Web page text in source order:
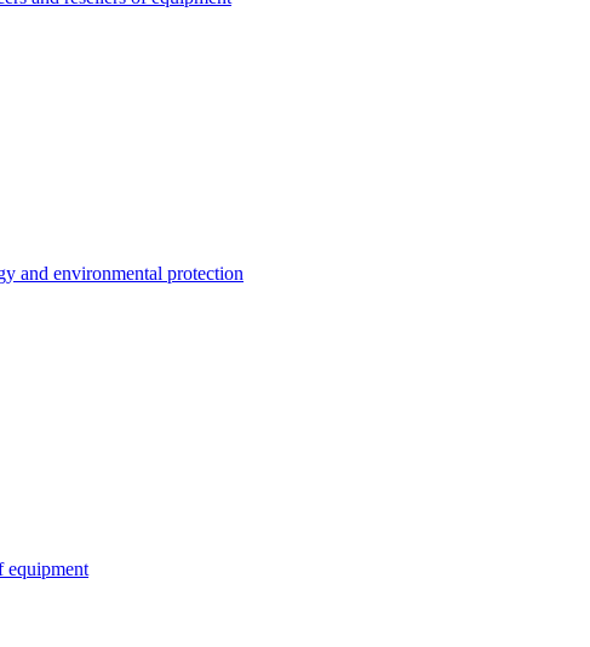
and environmental protection
equipment